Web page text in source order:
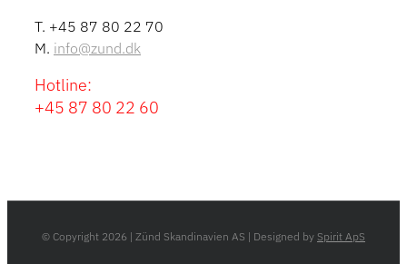
T. +45 87 80 22 70
M. info@zund.dk
Hotline:
+45 87 80 22 60
© Copyright 2026 | Zünd Skandinavien AS | Designed by Spirit ApS